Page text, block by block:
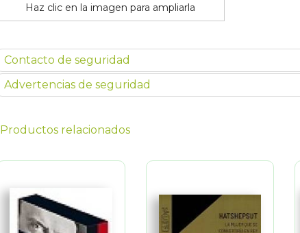
Haz clic en la imagen para ampliarla
Contacto de seguridad
Advertencias de seguridad
Productos relacionados